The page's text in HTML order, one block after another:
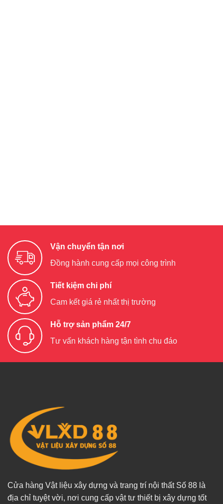
Vận chuyển tận nơi
Đồng hành cung cấp mọi công trình
Tiết kiệm chi phí
Cam kết giá rẻ nhất thị trường
Hỗ trợ sản phẩm 24/7
Tư vấn khách hàng tận tình chu đáo
Cửa hàng Vật liệu xây dựng và trang trí nội thất Số 88 là
địa chỉ tuyệt vời, nơi cung cấp vật tư thiết bị xây dựng tốt